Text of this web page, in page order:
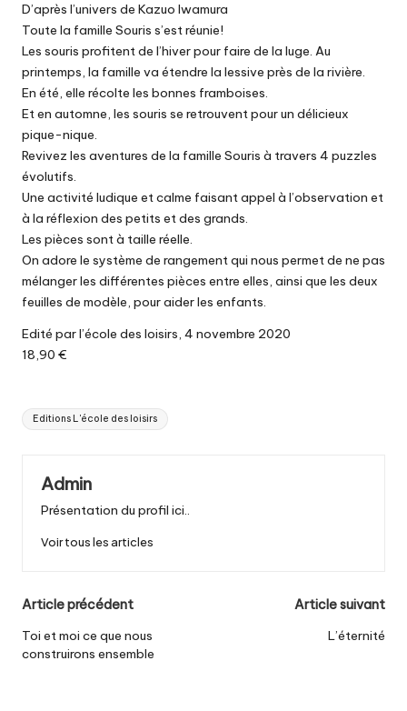
D’après l’univers de Kazuo Iwamura
Toute la famille Souris s’est réunie!
Les souris profitent de l’hiver pour faire de la luge. Au
printemps, la famille va étendre la lessive près de la rivière.
En été, elle récolte les bonnes framboises.
Et en automne, les souris se retrouvent pour un délicieux
pique-nique.
Revivez les aventures de la famille Souris à travers 4 puzzles
évolutifs.
Une activité ludique et calme faisant appel à l’observation et
à la réflexion des petits et des grands.
Les pièces sont à taille réelle.
On adore le système de rangement qui nous permet de ne pas
mélanger les différentes pièces entre elles, ainsi que les deux
feuilles de modèle, pour aider les enfants.
Edité par l’école des loisirs, 4 novembre 2020
18,90 €
Tags:
Editions L'école des loisirs
Admin
Présentation du profil ici..
Voir tous les articles
Post
navigation
Article précédent
Toi et moi ce que nous
construirons ensemble
Article suivant
L’éternité